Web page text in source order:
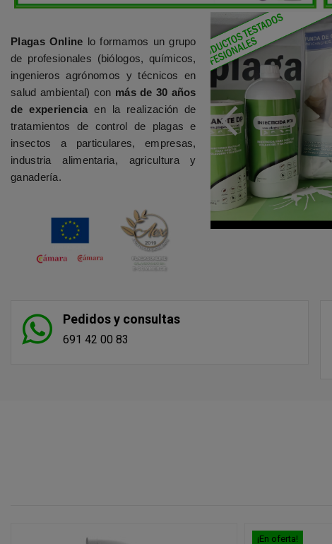
Plagas Online lo formamos un grupo
de profesionales (biólogos, químicos,
ingenieros agrónomos y técnicos en
salud ambiental) con más de 30 años
de experiencia en la realización de
tratamientos de control de plagas e
insectos a particulares, empresas,
industria alimentaria, agricultura y
ganadería.
Pedidos y consultas
691 42 00 83
¡En oferta!